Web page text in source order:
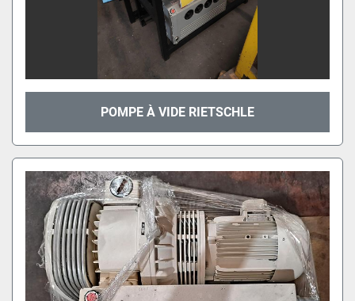
POMPE À VIDE RIETSCHLE